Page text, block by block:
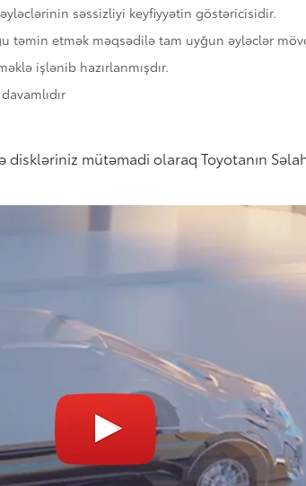
əyləclərinin səssizliyi keyfiyyətin göstəricisidir.
təmin etmək məqsədilə tam uyğun əyləclər
işlənib hazırlanmışdır.
mütəmadi olaraq Toyotanın